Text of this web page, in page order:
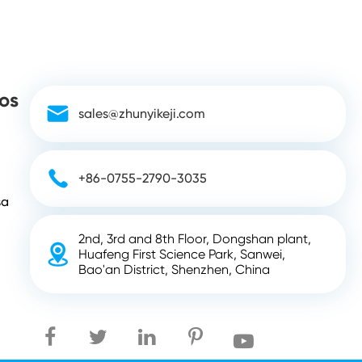
 sales@zhunyikeji.com
 +86-0755-2790-3035

2nd, 3rd and 8th Floor, Dongshan plant,
Huafeng First Science Park, Sanwei,
Bao'an District, Shenzhen, China